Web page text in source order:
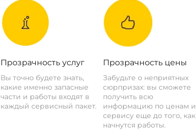
Прозрачность услуг
Вы точно будете знать,
какие именно запасные
части и работы входят в
каждый сервисный пакет.
Прозрачность цены
Забудьте о неприятных
сюрпризах: вы сможете
получить всю
информацию по ценам и
сервису еще до того, как
начнутся работы.